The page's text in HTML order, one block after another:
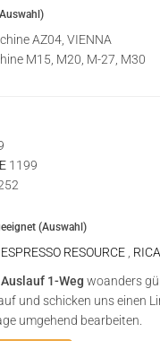
AZ04, VIENNA
M15, M20, M-27, M30
1199
(Auswahl)
ESPRESSO RESOURCE
Auslauf 1-Weg woanders
und schicken uns einen
umgehend bearbeiten.